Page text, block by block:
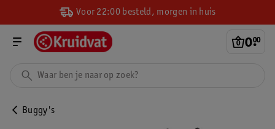
Voor 22:00 besteld, morgen in huis
0.
00
Buggy's